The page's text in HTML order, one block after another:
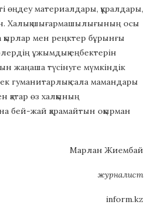
өңдеу материалдары, құралдары,
Халық шығармашылығының осы
қырлар мен реңктер бұрынғы
ұжымдық еңбектерін
жаңаша түсінуге мүмкіндік
гуманитарлық сала мамандары
қатар өз халқының
бей-жай қарамайтын оқырман
Марлан Жиембай
журналист
inform.kz